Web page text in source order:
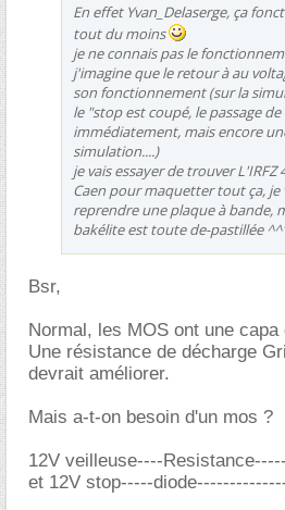
En effet Yvan_Delaserge, ça
tout du moins
je ne connais pas le
j'imagine que le retour à au
son fonctionnement (sur la
le "stop est coupé, le passage de
immédiatement, mais encore
simulation....)
je vais essayer de trouver
Caen pour maquetter tout ça,
reprendre une plaque à bande,
bakélite est toute de-pastillée ^^"
Bsr,
Normal, les MOS ont une
Une résistance de décharge
devrait améliorer.
Mais a-t-on besoin d'un mos ?
12V veilleuse----
et 12V stop-----